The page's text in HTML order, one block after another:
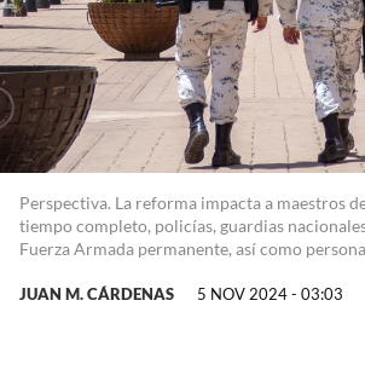
Perspectiva. La reforma impacta a maestros
tiempo completo, policías, guardias
Fuerza Armada permanente, así como
JUAN M. CÁRDENAS 5 NOV 2024 - 03:03